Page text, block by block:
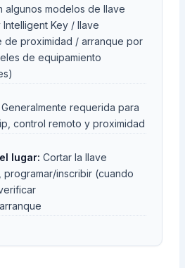
algunos modelos de llave
Key / llave
de proximidad / arranque por
de equipamiento
Generalmente requerida para
control remoto y proximidad
lugar: Cortar la llave
programar/inscribir (cuando